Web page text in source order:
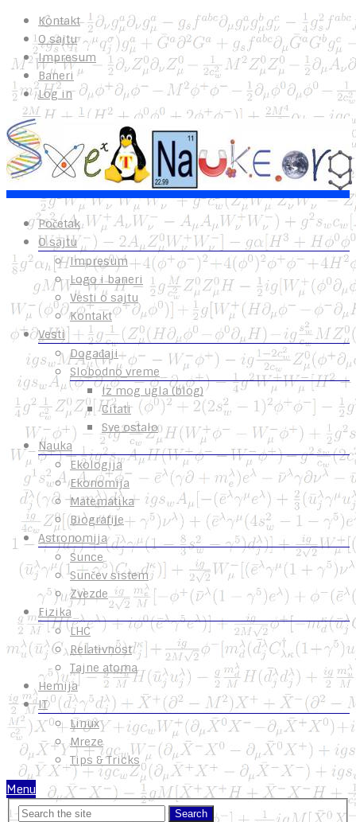
Kontakt
O sajtu
Impresum
Baneri
Log in
Početak
O sajtu
Impresum
Logo i baneri
Vesti o sajtu
Kontakt
Vesti
Događaji
Slobodno vreme
Iz mog ugla (blog)
Citati
Sve ostalo
Nauka
Ekologija
Ekonomija
Matematika
Biografije
Astronomija
Sunce
Sunčev sistem
Zvezde
Fizika
LHC
Relativnost
Tajne atoma
Hemija
IT
Linux
Mreze
Tips & Tricks
Menu